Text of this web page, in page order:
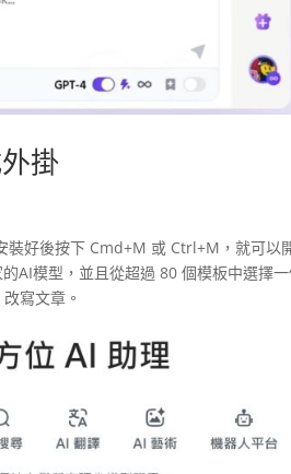
掛
裝好後按下 Cmd+M 或 Ctrl+M，就可
AI模型，並且從超過 80 個模板中選擇
寫文章。